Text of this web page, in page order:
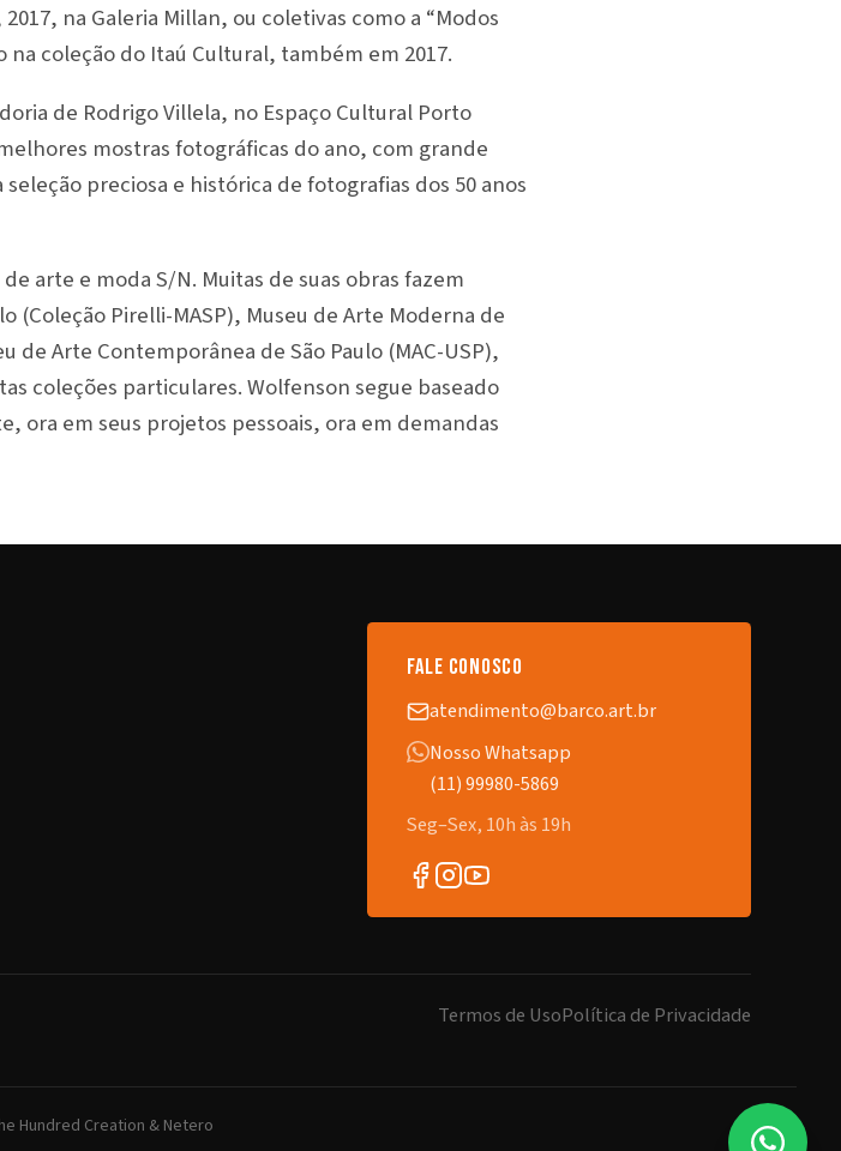
na Galeria Millan, ou coletivas como a “Modos
coleção do Itaú Cultural, também em 2017.
de Rodrigo Villela, no Espaço Cultural Porto
mostras fotográficas do ano, com grande
preciosa e histórica de fotografias dos 50 anos
arte e moda S/N. Muitas de suas obras fazem
(Coleção Pirelli-MASP), Museu de Arte Moderna de
de Arte Contemporânea de São Paulo (MAC-USP),
coleções particulares. Wolfenson segue baseado
ora em seus projetos pessoais, ora em demandas
fale conosco
atendimento@barco.art.br
Nosso Whatsapp
(11) 99980-5869
Seg–Sex, 10h às 19h
Termos de UsoPolítica de Privacidade
Hundred Creation & Netero